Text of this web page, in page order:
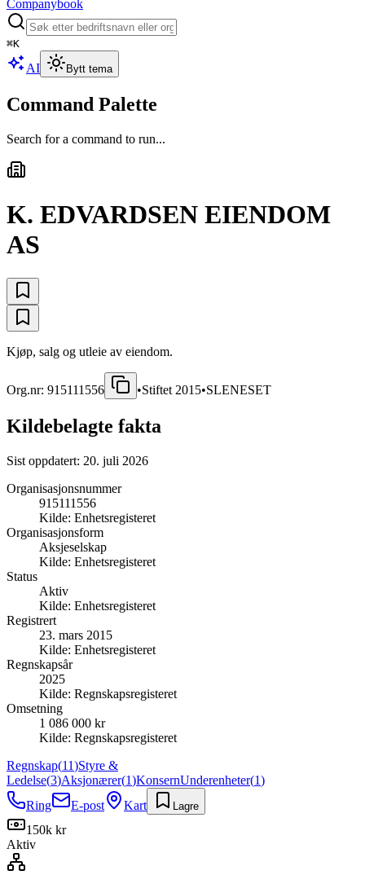
Companybook
⌘K
AI Bytt tema
Command Palette
Search for a command to run...
K. EDVARDSEN EIENDOM
AS
Kjøp, salg og utleie av eiendom.
Org.nr: 915111556 •Stiftet 2015•SLENESET
Kildebelagte fakta
Sist oppdatert: 20. juli 2026
Organisasjonsnummer
915111556
Kilde: Enhetsregisteret
Organisasjonsform
Aksjeselskap
Kilde: Enhetsregisteret
Status
Aktiv
Kilde: Enhetsregisteret
Registrert
23. mars 2015
Kilde: Enhetsregisteret
Regnskapsår
2025
Kilde: Regnskapsregisteret
Omsetning
1 086 000 kr
Kilde: Regnskapsregisteret
Regnskap(11)Styre &
Ledelse(3)Aksjonærer(1)KonsernUnderenheter(1)
Ring
E-post Kart Lagre
150k kr
Aktiv